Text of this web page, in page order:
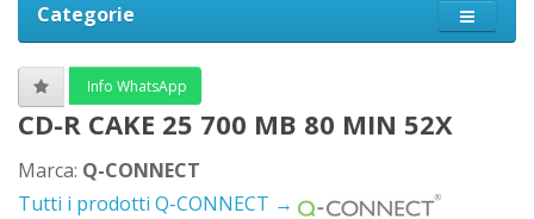
Categorie
Info WhatsApp
CD-R CAKE 25 700 MB 80 MIN 52X
Marca: Q-CONNECT
Tutti i prodotti Q-CONNECT →